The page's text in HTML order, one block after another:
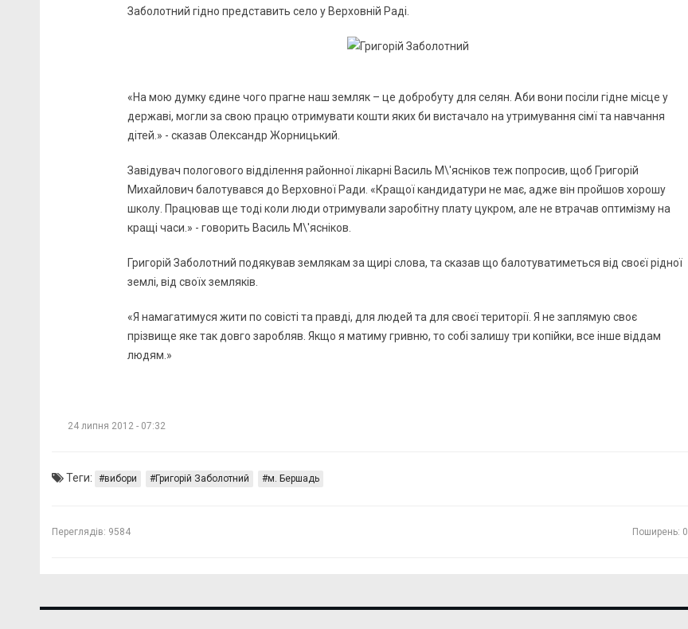
Заболотний гідно представить село у Верховній Раді.
«На мою думку єдине чого прагне наш земляк – це добробуту для селян. Аби вони посіли гідне місце у
державі, могли за свою працю отримувати кошти яких би вистачало на утримування сімї та навчання
дітей.» - сказав Олександр Жорницький.
Завідувач пологового відділення районної лікарні Василь М\'ясніков теж попросив, щоб Григорій
Михайлович балотувався до Верховної Ради. «Кращої кандидатури не має, адже він пройшов хорошу
школу. Працював ще тоді коли люди отримували заробітну плату цукром, але не втрачав оптимізму на
кращі часи.» - говорить Василь М\'ясніков.
Григорій Заболотний подякував землякам за щирі слова, та сказав що балотуватиметься від своєї рідної
землі, від своїх земляків.
«Я намагатимуся жити по совісті та правді, для людей та для своєї території. Я не заплямую своє
прізвище яке так довго заробляв. Якщо я матиму гривню, то собі залишу три копійки, все інше віддам
людям.»
24 липня 2012 - 07:32
Теги: вибори Григорій Заболотний м. Бершадь
Переглядів: 9584 Поширень: 0